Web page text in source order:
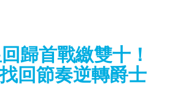
歸首戰繳雙十！
回節奏逆轉爵士